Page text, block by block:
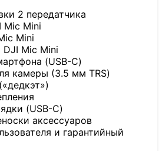
2 передатчика
Mic Mini
Mini
DJI Mic Mini
(USB-C)
камеры (3.5 мм TRS)
(USB-C)
аксессуаров
и гарантийный